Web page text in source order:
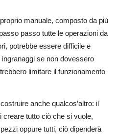
manuale, composto da più
passo tutte le operazioni da
potrebbe essere difficile e
se non dovessero
limitare il funzionamento
anche qualcos’altro: il
creare tutto ciò che si vuole,
oppure tutti, ciò dipenderà